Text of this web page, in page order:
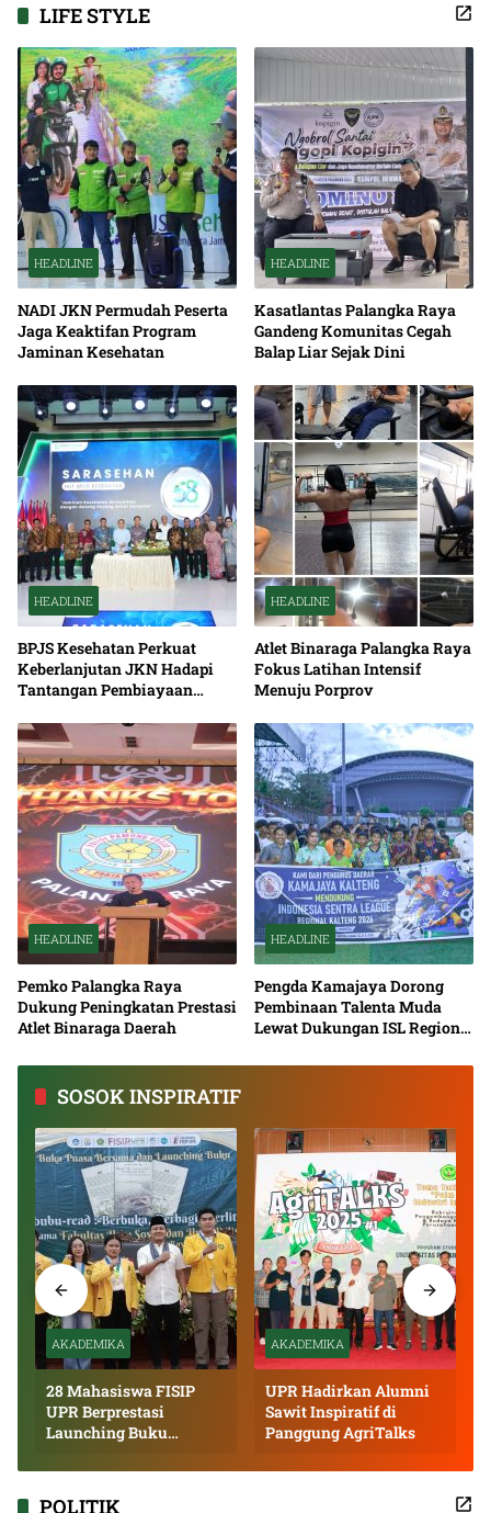
LIFE STYLE
HEADLINE
NADI JKN Permudah Peserta
Jaga Keaktifan Program
Jaminan Kesehatan
HEADLINE
Kasatlantas Palangka Raya
Gandeng Komunitas Cegah
Balap Liar Sejak Dini
HEADLINE
BPJS Kesehatan Perkuat
Keberlanjutan JKN Hadapi
Tantangan Pembiayaan
HEADLINE
Atlet Binaraga Palangka Raya
Fokus Latihan Intensif
Menuju Porprov
HEADLINE
Pemko Palangka Raya
Dukung Peningkatan Prestasi
Atlet Binaraga Daerah
HEADLINE
Pengda Kamajaya Dorong
Pembinaan Talenta Muda
Lewat Dukungan ISL Regional
SOSOK INSPIRATIF
AKADEMIKA
28 Mahasiswa FISIP
UPR Berprestasi
Launching Buku
AKADEMIKA
UPR Hadirkan Alumni
Sawit Inspiratif di
Panggung AgriTalks
POLITIK